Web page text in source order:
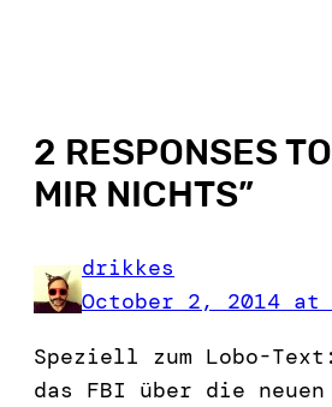
2 RESPONSES
MIR NICHTS”
drikkes
October 2, 2014 at
Speziell zum Lobo-
das FBI über die neuen